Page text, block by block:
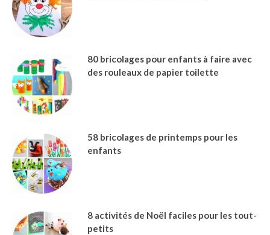
80 bricolages pour enfants à faire avec
des rouleaux de papier toilette
58 bricolages de printemps pour les
enfants
8 activités de Noël faciles pour les tout-
petits